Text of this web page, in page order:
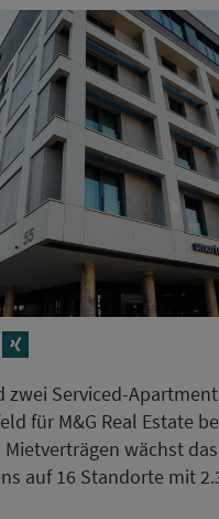
zwei Serviced-
für M&G Real Estate
wächst
auf 16 Standorte mit